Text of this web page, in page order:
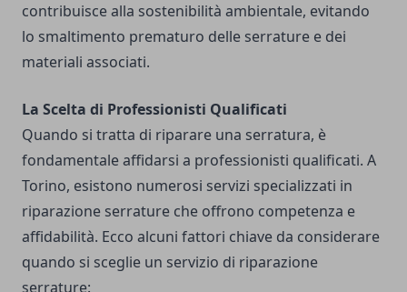
contribuisce alla sostenibilità ambientale, evitando
lo smaltimento prematuro delle serrature e dei
materiali associati.
La Scelta di Professionisti Qualificati
Quando si tratta di riparare una serratura, è
fondamentale affidarsi a professionisti qualificati. A
Torino, esistono numerosi servizi specializzati in
riparazione serrature che offrono competenza e
affidabilità. Ecco alcuni fattori chiave da considerare
quando si sceglie un servizio di riparazione
serrature: